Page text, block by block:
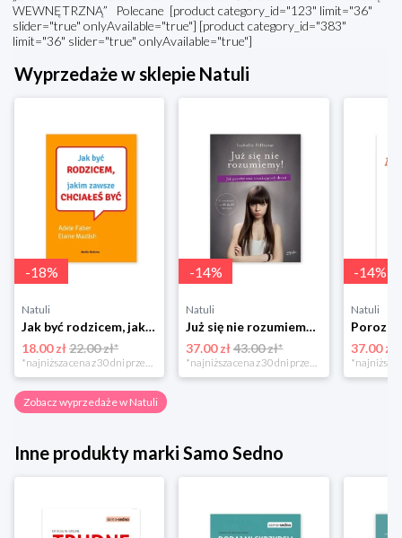
WEWNĘTRZNĄ” Polecane [product category_id="123" limit="36"
slider="true" onlyAvailable="true"] [product category_id="383"
limit="36" slider="true" onlyAvailable="true"]
Wyprzedaże w sklepie Natuli
-18%
Natuli
Jak być rodzicem, jakim zawsze chciałeś być Media rodzina
18.00 zł22.00 zł*
*najniższa cena z 30 dni przed obniżką
-14%
Natuli
Już się nie rozumiemy! Jak przeżyć czas trzaskających drzwi Esprit
37.00 zł 43.00 zł*
*najniższa cena z 30 dni przed obniżką
-14%
Natuli
37.00 zł
Zobacz wyprzedaże w Natuli
Inne produkty marki Samo Sedno